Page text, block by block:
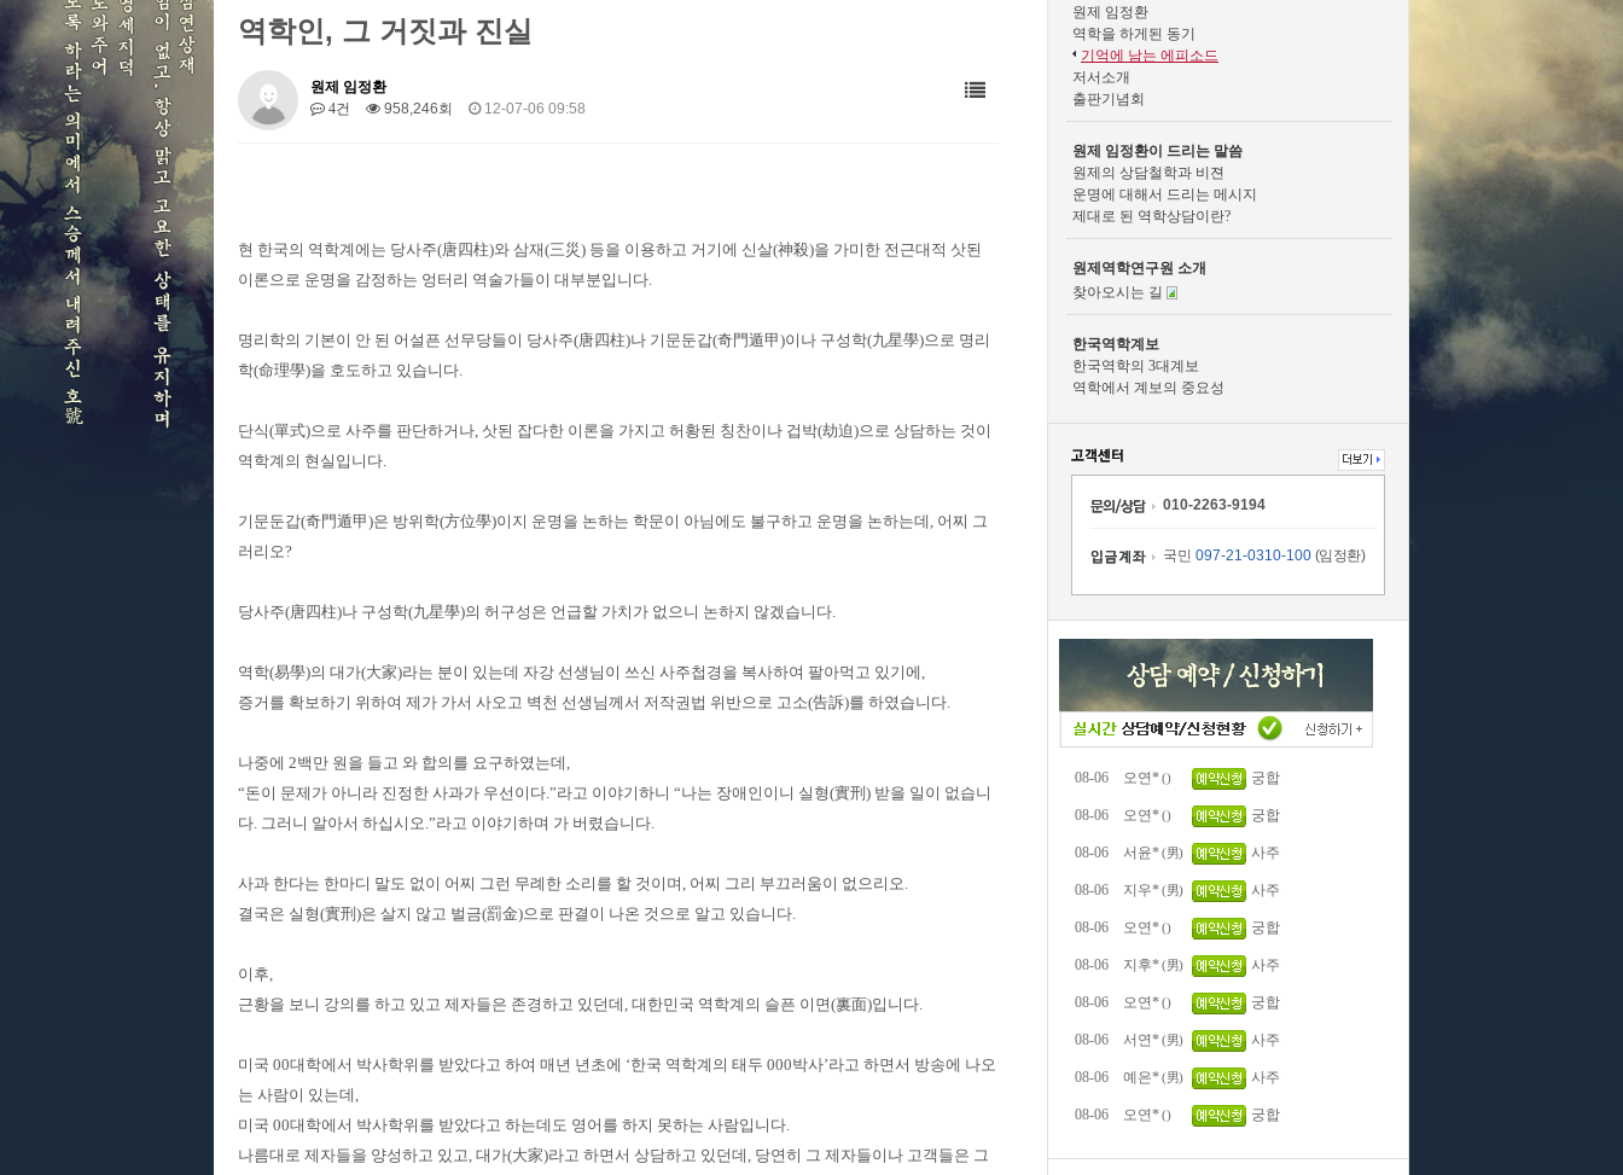
역학인, 그 거짓과 진실
원제 임정환
4건
958,246회 12-07-06 09:58
현 한국의 역학계에는 당사주(唐四柱)와 삼재(三災) 등을 이용하고 거기에 신살(神殺)을 가미한 전근대적 삿된
이론으로 운명을 감정하는 엉터리 역술가들이 대부분입니다.
명리학의 기본이 안 된 어설픈 선무당들이 당사주(唐四柱)나 기문둔갑(奇門遁甲)이나 구성학(九星學)으로 명리
학(命理學)을 호도하고 있습니다.
단식(單式)으로 사주를 판단하거나, 삿된 잡다한 이론을 가지고 허황된 칭찬이나 겁박(劫迫)으로 상담하는 것이
역학계의 현실입니다.
기문둔갑(奇門遁甲)은 방위학(方位學)이지 운명을 논하는 학문이 아님에도 불구하고 운명을 논하는데, 어찌 그
러리오?
당사주(唐四柱)나 구성학(九星學)의 허구성은 언급할 가치가 없으니 논하지 않겠습니다.
역학(易學)의 대가(大家)라는 분이 있는데 자강 선생님이 쓰신 사주첩경을 복사하여 팔아먹고 있기에,
증거를 확보하기 위하여 제가 가서 사오고 벽천 선생님께서 저작권법 위반으로 고소(告訴)를 하였습니다.
나중에 2백만 원을 들고 와 합의를 요구하였는데,
“돈이 문제가 아니라 진정한 사과가 우선이다.”라고 이야기하니 “나는 장애인이니 실형(實刑) 받을 일이 없습니
다. 그러니 알아서 하십시오.”라고 이야기하며 가 버렸습니다.
사과 한다는 한마디 말도 없이 어찌 그런 무례한 소리를 할 것이며, 어찌 그리 부끄러움이 없으리오.
결국은 실형(實刑)은 살지 않고 벌금(罰金)으로 판결이 나온 것으로 알고 있습니다.
이후,
근황을 보니 강의를 하고 있고 제자들은 존경하고 있던데, 대한민국 역학계의 슬픈 이면(裏面)입니다.
미국 00대학에서 박사학위를 받았다고 하여 매년 년초에 ‘한국 역학계의 태두 000박사’라고 하면서 방송에 나오
는 사람이 있는데,
미국 00대학에서 박사학위를 받았다고 하는데도 영어를 하지 못하는 사람입니다.
나름대로 제자들을 양성하고 있고, 대가(大家)라고 하면서 상담하고 있던데, 당연히 그 제자들이나 고객들은 그
원제 임정환
역학을 하게된 동기
기억에 남는 에피소드
저서소개
출판기념회
원제 임정환이 드리는 말씀
원제의 상담철학과 비젼
운명에 대해서 드리는 메시지
제대로 된 역학상담이란?
원제역학연구원 소개
찾아오시는 길
한국역학계보
한국역학의 3대계보
역학에서 계보의 중요성
010-2263-9194
국민 097-21-0310-100 (임정환)
08-06 오연*() 궁합
08-06 오연*() 궁합
08-06 서윤*(男) 사주
08-06 지우*(男) 사주
08-06 오연*() 궁합
08-06 지후*(男) 사주
08-06 오연*() 궁합
08-06 서연*(男) 사주
08-06 예은*(男) 사주
08-06 오연*() 궁합